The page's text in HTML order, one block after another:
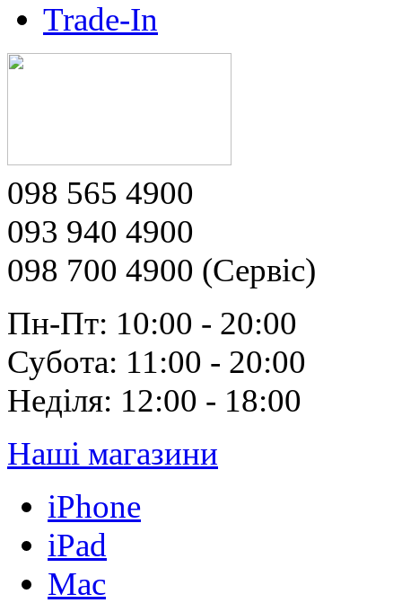
Trade-In
098 565 4900
093 940 4900
098 700 4900 (Сервіс)
Пн-Пт: 10:00 - 20:00
Субота: 11:00 - 20:00
Неділя: 12:00 - 18:00
Наші магазини
iPhone
iPad
Mac